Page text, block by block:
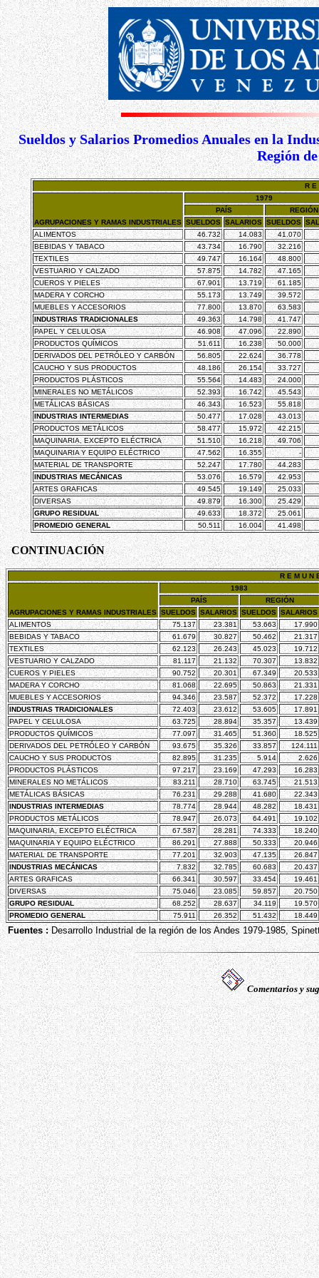
Sueldos y Salarios Promedios Anuales en la
Región
R E
AGRUPACIONES Y RAMAS INDUSTRIALES
1979
PAÍS
REGIÓN
SUELDOS SALARIOS SUELDOS
ALIMENTOS
46.732 14.083 41.070
BEBIDAS Y TABACO
43.734 16.790 32.216
TEXTILES
49.747 16.164 48.800
VESTUARIO Y CALZADO
57.875 14.782
47.165
CUEROS Y PIELES
67.901 13.719 61.185
MADERA Y CORCHO
55.173 13.749
39.572
MUEBLES Y ACCESORIOS
77.800 13.870
63.583
INDUSTRIAS TRADICIONALES
49.363 14.798 41.747
PAPEL Y CELULOSA
46.908 47.096
22.890
PRODUCTOS QUÍMICOS
51.611 16.238 50.000
DERIVADOS DEL PETRÓLEO Y CARBÓN
56.805 22.624 36.778
CAUCHO Y SUS PRODUCTOS
48.186 26.154 33.727
PRODUCTOS PLÁSTICOS
55.564 14.483
24.000
MINERALES NO METÁLICOS
52.393 16.742 45.543
METÁLICAS BÁSICAS
46.343 16.523 55.818
INDUSTRIAS INTERMEDIAS
50.477 17.028 43.013
PRODUCTOS METÁLICOS
58.477 15.972 42.215
MAQUINARIA, EXCEPTO ELÉCTRICA
51.510 16.218 49.706
MAQUINARIA Y EQUIPO ELÉCTRICO
47.562 16.355
-
MATERIAL DE TRANSPORTE
52.247 17.780 44.283
INDUSTRIAS MECÁNICAS
53.076 16.579 42.953
ARTES GRAFICAS
49.545 19.149 25.033
DIVERSAS
49.879 16.300
25.429
GRUPO RESIDUAL
49.633 18.372
25.061
PROMEDIO GENERAL
50.511 16.004 41.498
CONTINUACIÓN
R E M U N
AGRUPACIONES Y RAMAS INDUSTRIALES
1983
PAÍS
REGIÓN
SUELDOS SALARIOS SUELDOS SALARIOS
ALIMENTOS
75.137 23.381 53.663
17.990
BEBIDAS Y TABACO
61.679 30.827 50.462
21.317
TEXTILES
62.123 26.243 45.023
19.712
VESTUARIO Y CALZADO
81.117 21.132 70.307
13.832
CUEROS Y PIELES
90.752 20.301 67.349
20.533
MADERA Y CORCHO
81.068 22.695 50.863
21.331
MUEBLES Y ACCESORIOS
94.346 23.587 52.372
17.228
INDUSTRIAS TRADICIONALES
72.403 23.612 53.605
17.891
PAPEL Y CELULOSA
63.725 28.894 35.357
13.439
PRODUCTOS QUÍMICOS
77.097 31.465 51.360
18.525
DERIVADOS DEL PETRÓLEO Y CARBÓN
93.675 35.326 33.857
124.111
CAUCHO Y SUS PRODUCTOS
82.895 31.235 5.914
2.626
PRODUCTOS PLÁSTICOS
97.217 23.169 47.293
16.283
MINERALES NO METÁLICOS
83.211 28.710 63.745
21.513
METÁLICAS BÁSICAS
76.231 29.288 41.680
22.343
INDUSTRIAS INTERMEDIAS
78.774 28.944 48.282
18.431
PRODUCTOS METÁLICOS
78.947 26.073 64.491
19.102
MAQUINARIA, EXCEPTO ELÉCTRICA
67.587 28.281 74.333
18.240
MAQUINARIA Y EQUIPO ELÉCTRICO
86.291 27.888 50.333
20.946
MATERIAL DE TRANSPORTE
77.201 32.903 47.135
26.847
INDUSTRIAS MECÁNICAS
7.832 32.785 60.683
20.437
ARTES GRAFICAS
66.341 30.597 33.454
19.461
DIVERSAS
75.046 23.085 59.857
20.750
GRUPO RESIDUAL
68.252 28.637 34.119
19.570
PROMEDIO GENERAL
75.911 26.352 51.432 18.449
Fuentes : Desarrollo Industrial de la región de los Andes 1979-1985,
Comentarios y